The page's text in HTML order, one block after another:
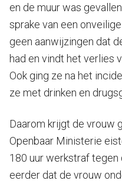
en de muur was
sprake van een
geen aanwijzingen dat
had en vindt het verlies
Ook ging ze na het
ze met drinken en
Daarom krijgt de vrouw
Openbaar Ministerie
180 uur werkstraf
eerder dat de vrouw